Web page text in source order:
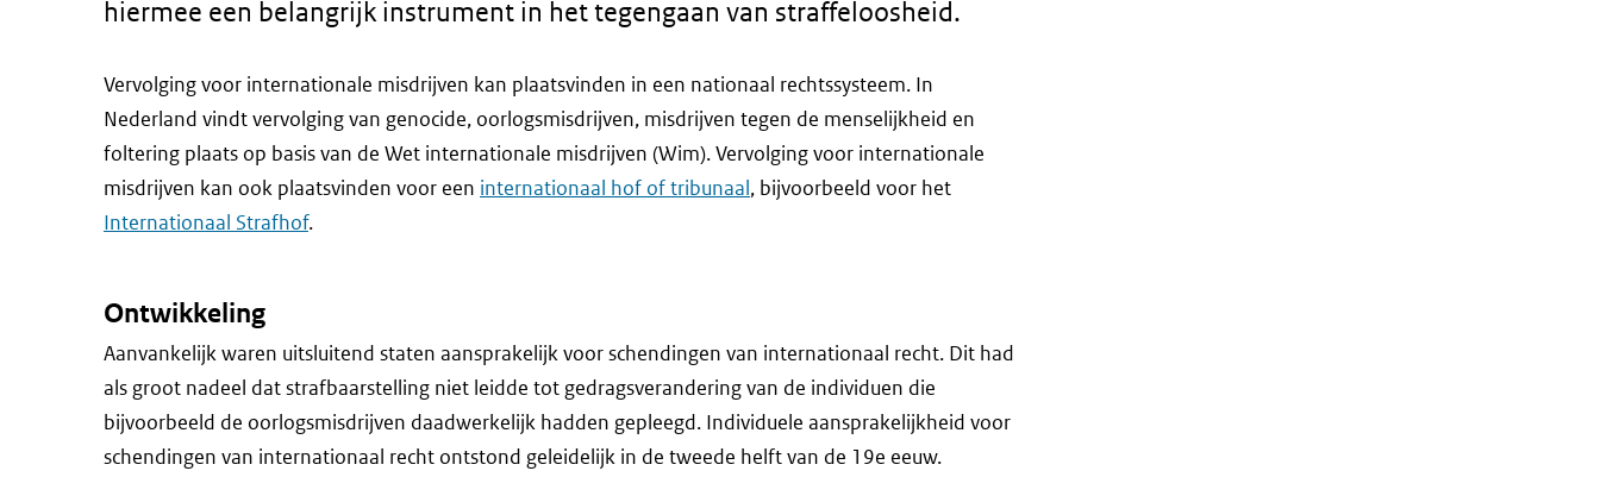
hiermee een belangrijk instrument in het tegengaan van straffeloosheid.
Vervolging voor internationale misdrijven kan plaatsvinden in een nationaal rechtssysteem. In
Nederland vindt vervolging van genocide, oorlogsmisdrijven, misdrijven tegen de menselijkheid en
foltering plaats op basis van de Wet internationale misdrijven (Wim). Vervolging voor internationale
misdrijven kan ook plaatsvinden voor een internationaal hof of tribunaal, bijvoorbeeld voor het
Internationaal Strafhof.
Ontwikkeling
Aanvankelijk waren uitsluitend staten aansprakelijk voor schendingen van internationaal recht. Dit had
als groot nadeel dat strafbaarstelling niet leidde tot gedragsverandering van de individuen die
bijvoorbeeld de oorlogsmisdrijven daadwerkelijk hadden gepleegd. Individuele aansprakelijkheid voor
schendingen van internationaal recht ontstond geleidelijk in de tweede helft van de 19e eeuw.